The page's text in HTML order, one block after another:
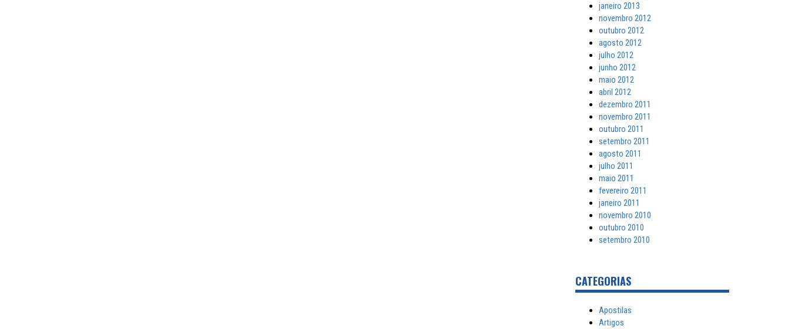
janeiro 2013
novembro 2012
outubro 2012
agosto 2012
julho 2012
junho 2012
maio 2012
abril 2012
dezembro 2011
novembro 2011
outubro 2011
setembro 2011
agosto 2011
julho 2011
maio 2011
fevereiro 2011
janeiro 2011
novembro 2010
outubro 2010
setembro 2010
CATEGORIAS
Apostilas
Artigos